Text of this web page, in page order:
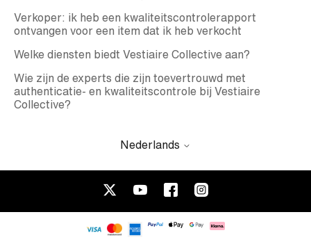
Verkoper: ik heb een kwaliteitscontrolerapport
ontvangen voor een item dat ik heb verkocht
Welke diensten biedt Vestiaire Collective aan?
Wie zijn de experts die zijn toevertrouwd met
authenticatie- en kwaliteitscontrole bij Vestiaire
Collective?
Nederlands